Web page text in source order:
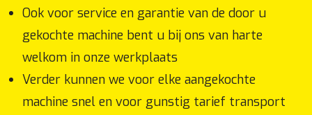
Ook voor service en garantie van de door u
gekochte machine bent u bij ons van harte
welkom in onze werkplaats
Verder kunnen we voor elke aangekochte
machine snel en voor gunstig tarief transport